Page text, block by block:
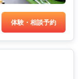
体験・相談予約